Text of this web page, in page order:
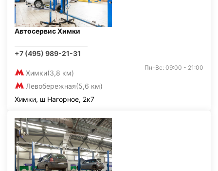
Автосервис Химки
+7 (495) 989-21-31
Химки(3,8 км)
Левобережная(5,6 км)
Пн-Вс: 09:00 - 21:00
Химки, ш Нагорное, 2к7